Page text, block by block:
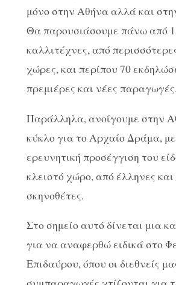
μόνο στην Αθήνα αλλά και
Θα παρουσιάσουμε πάνω από
καλλιτέχνες, από
χώρες, και περίπου 70
πρεμιέρες και νέες παραγωγές.
Παράλληλα, ανοίγουμε στην
κύκλο για το Αρχαίο Δράμα,
ερευνητική προσέγγιση του
κλειστό χώρο, από έλληνες και
σκηνοθέτες.
Στο σημείο αυτό δίνεται μια
για να αναφερθώ ειδικά στο
Επιδαύρου, όπου οι διεθνείς